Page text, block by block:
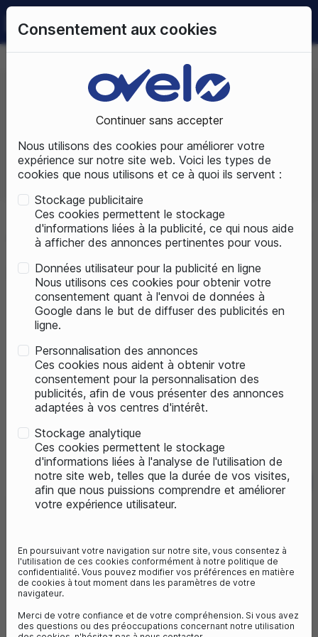
Consentement aux cookies
Continuer sans accepter
Nous utilisons des cookies pour améliorer votre
expérience sur notre site web. Voici les types de
cookies que nous utilisons et ce à quoi ils servent :
Stockage publicitaire
Ces cookies permettent le stockage
d'informations liées à la publicité, ce qui nous aide
à afficher des annonces pertinentes pour vous.
Données utilisateur pour la publicité en ligne
Nous utilisons ces cookies pour obtenir votre
consentement quant à l'envoi de données à
Google dans le but de diffuser des publicités en
ligne.
Personnalisation des annonces
Ces cookies nous aident à obtenir votre
consentement pour la personnalisation des
publicités, afin de vous présenter des annonces
adaptées à vos centres d'intérêt.
Stockage analytique
Ces cookies permettent le stockage
d'informations liées à l'analyse de l'utilisation de
notre site web, telles que la durée de vos visites,
afin que nous puissions comprendre et améliorer
votre expérience utilisateur.
En poursuivant votre navigation sur notre site, vous consentez à
l'utilisation de ces cookies conformément à notre politique de
confidentialité. Vous pouvez modifier vos préférences en matière
de cookies à tout moment dans les paramètres de votre
navigateur.
Merci de votre confiance et de votre compréhension. Si vous avez
des questions ou des préoccupations concernant notre utilisation
09 72 50 25 70 LUNDI AU SAMEDIDE 10H À 19H
Prix, croissant
Total produits : 2
Accueil Vélos électriques Nos marques vélos électriques
Matra
VÉLO DE VILLE ÉLECTRIQUE
VILLE
400Wh
50Nm
1 899,00 €
2 899,00 €
Vous économisez 1000€
Rupture de stock
4 avis
favorite_border
VTT ÉLECTRIQUE
VTT
400Wh
50Nm
1 499,00 €
Vous économisez 1000€